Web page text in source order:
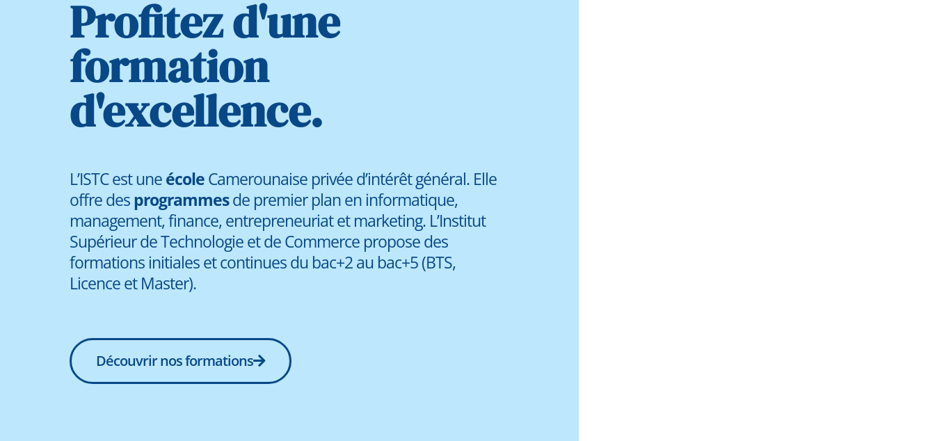
Profitez d'une
formation
d'excellence.
L’ISTC est uneécoleCamerounaise privée d’intérêt général. Elle
offre desprogrammesde premier plan en informatique,
management, finance, entrepreneuriat et marketing. L’Institut
Supérieur de Technologie et de Commerce propose des
formations initiales et continues du bac+2 au bac+5 (BTS,
Licence et Master).
Découvrir nos formations